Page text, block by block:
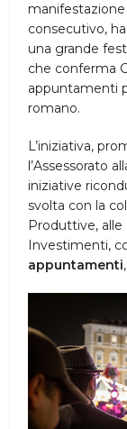
consecutivo,
una grande
che conferma
appuntamenti
romano.
L’iniziativa,
l’Assessorato
iniziative
svolta con la
Produttive, alle
Investimenti,
appuntamenti